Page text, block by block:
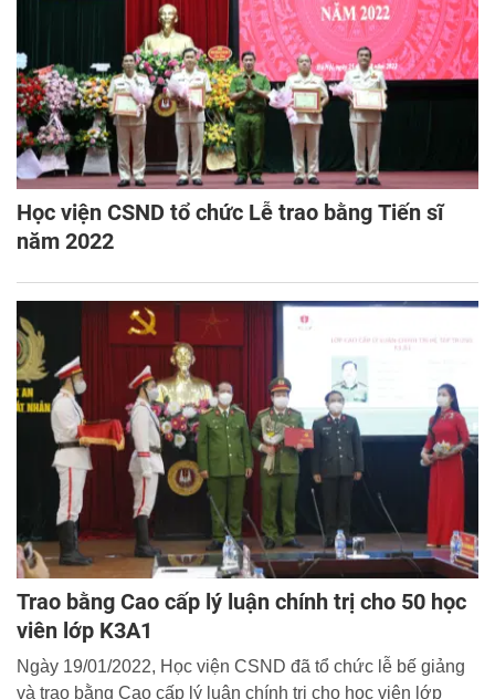
Học viện CSND tổ chức Lễ trao bằng Tiến sĩ
năm 2022
Trao bằng Cao cấp lý luận chính trị cho 50 học
viên lớp K3A1
Ngày 19/01/2022, Học viện CSND đã tổ chức lễ bế giảng
và trao bằng Cao cấp lý luận chính trị cho học viên lớp